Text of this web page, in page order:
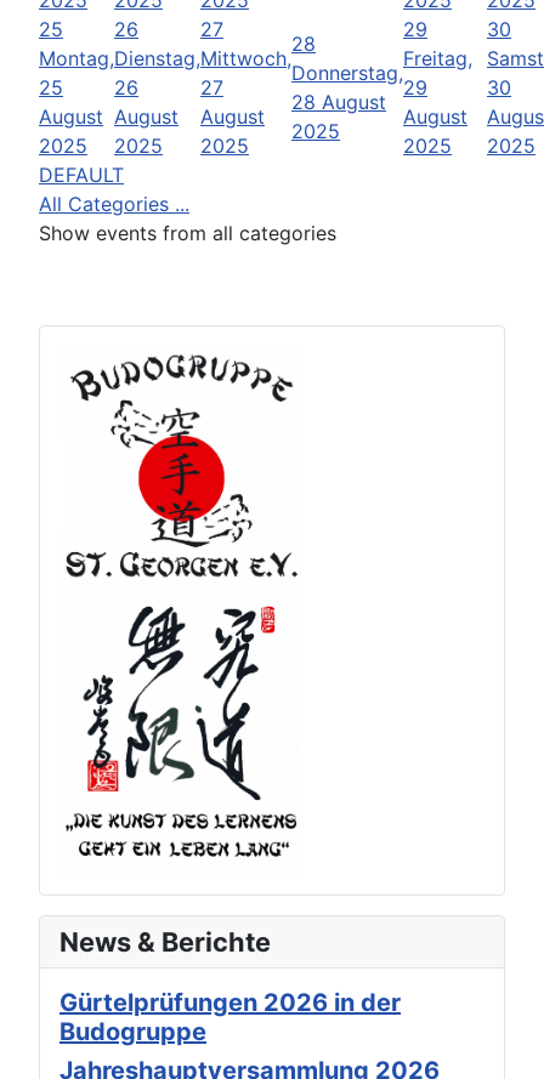
25
Montag,
25
August
2025
26
Dienstag,
26
August
2025
27
Mittwoch,
27
August
2025
28
Donnerstag,
28 August
2025
29
Freitag,
29
August
2025
30
30
2025
DEFAULT
All Categories ...
Show events from all categories
News & Berichte
Gürtelprüfungen 2026 in der
Budogruppe
Jahreshauptversammlung 2026